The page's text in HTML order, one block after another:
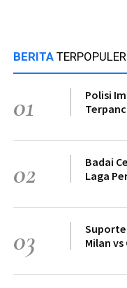
BERITA TERPOPULER
01
Polisi
02
Badai
Laga
03
Milan vs